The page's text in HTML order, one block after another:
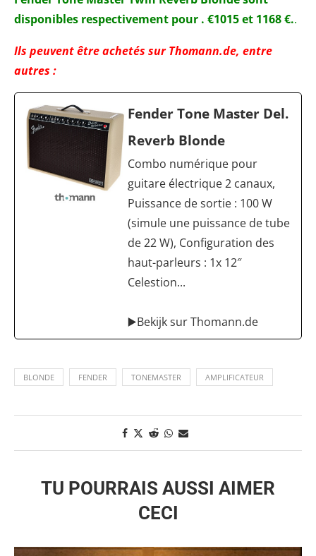
disponibles respectivement pour . €1015et 1168 €..
Ils peuvent être achetés sur Thomann.de, entre
autres :
Fender Tone Master Del.
Reverb Blonde
Combo numérique pour
guitare électrique 2 canaux,
Puissance de sortie : 100 W
(simule une puissance de tube
de 22 W), Configuration des
haut-parleurs : 1x 12″
Celestion...
▶️Bekijk sur Thomann.de
BLONDE FENDER TONEMASTER AMPLIFICATEUR
TU POURRAIS AUSSI AIMER
CECI